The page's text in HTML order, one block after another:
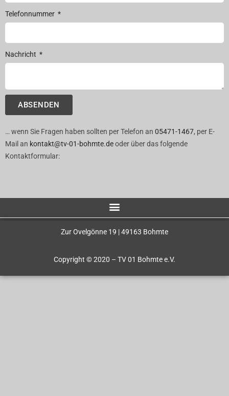
Telefonnummer
Nachricht
ABSENDEN
… wenn Sie Fragen haben sollten per Telefon an 05471-1467, per E-
Mail an kontakt@tv-01-bohmte.deoder über das folgende
Kontaktformular:
Zur Ovelgönne 19 | 49163 Bohmte
Copyright © 2020 – TV 01 Bohmte e.V.